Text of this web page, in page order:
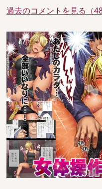
過去のコメントを見る（48